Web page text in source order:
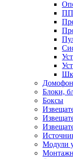
Блоки,
Боксы
Модули